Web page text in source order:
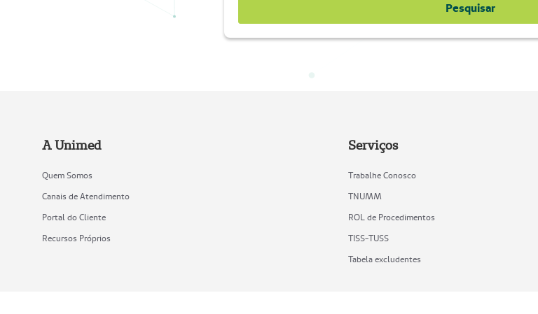
Pesquisar
A Unimed
Quem Somos
Canais de Atendimento
Portal do Cliente
Recursos Próprios
Serviços
Trabalhe Conosco
TNUMM
ROL de Procedimentos
TISS-TUSS
Tabela excludentes